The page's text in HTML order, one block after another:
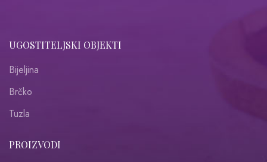
UGOSTITELJSKI OBJEKTI
Bijeljina
Brčko
Tuzla
PROIZVODI